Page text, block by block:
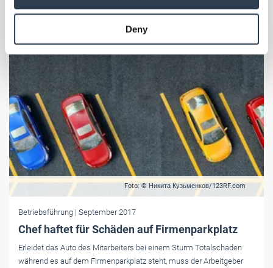
provided to them or that they’ve collected from your use
Weitere Informationen:Impressum Datenschutz
Deny
Foto: © Никита Кузьменков/123RF.com
Betriebsführung | September 2017
Chef haftet für Schäden auf Firmenparkplatz
Erleidet das Auto des Mitarbeiters bei einem Sturm Totalschaden
während es auf dem Firmenparkplatz steht, muss der Arbeitgeber